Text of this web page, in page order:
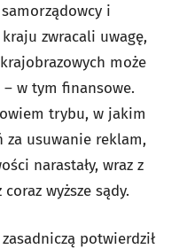
i
zwracali uwagę,
może
w tym finansowe.
trybu, w jakim
za usuwanie reklam,
narastały, wraz z
wyższe sądy.
potwierdził